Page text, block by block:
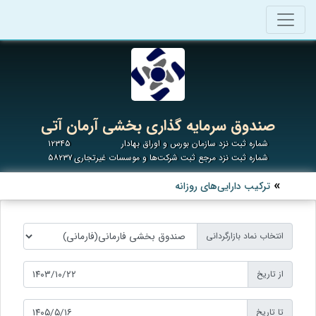
صندوق سرمایه گذاری بخشی آرمان آتی
شماره ثبت نزد سازمان بورس و اوراق بهادار
۱۲۳۴۵
شماره ثبت نزد مرجع ثبت شرکت‌ها و موسسات غیرتجاری۵۸۲۳۷
ترکیب دارایی‌های روزانه
انتخاب نماد بازارگردانی
از تاریخ
تا تاریخ